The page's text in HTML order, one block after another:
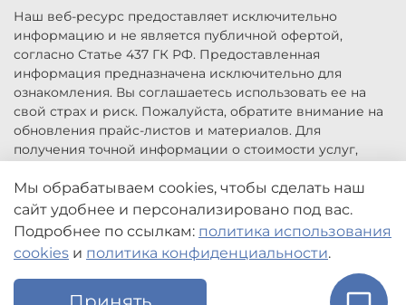
Наш веб-ресурс предоставляет исключительно
информацию и не является публичной офертой,
согласно Статье 437 ГК РФ. Предоставленная
информация предназначена исключительно для
ознакомления. Вы соглашаетесь использовать ее на
свой страх и риск. Пожалуйста, обратите внимание на
обновления прайс-листов и материалов. Для
получения точной информации о стоимости услуг,
заказа услуг заполните форму обратной связи.
Цены, указанные на сайте приведены как справочная
информация и не являются публичной офертой. Могут
быть изменены в любое время без предупреждения.
Мы обрабатываем cookies, чтобы сделать наш
сайт удобнее и персонализировано под вас.
Подробнее по ссылкам: политика использования
cookies и политика конфиденциальности.